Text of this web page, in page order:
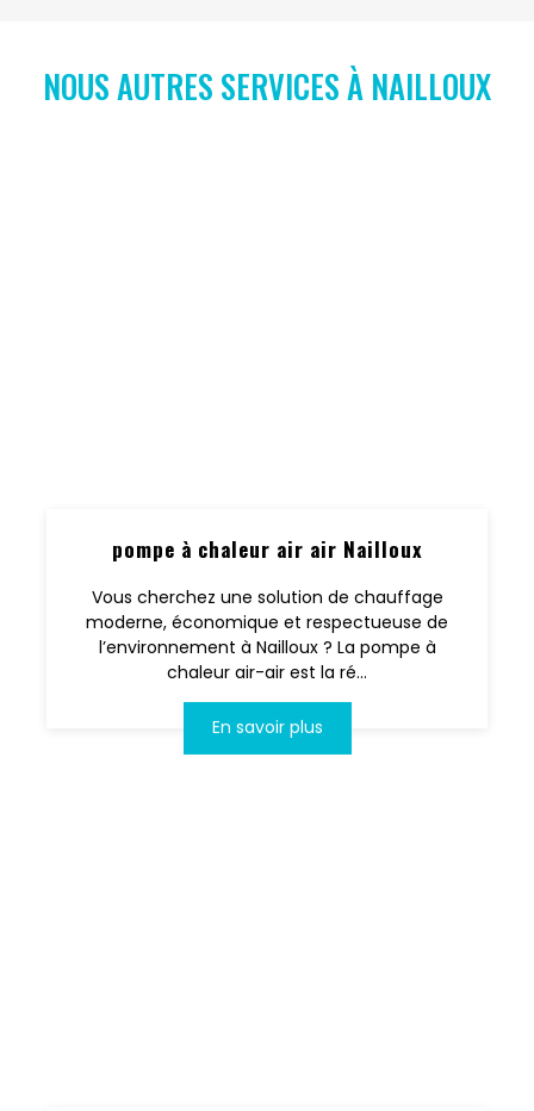
NOUS AUTRES SERVICES À NAILLOUX
pompe à chaleur air air Nailloux
Vous cherchez une solution de chauffage
moderne, économique et respectueuse de
l’environnement à Nailloux ? La pompe à
chaleur air-air est la ré...
En savoir plus